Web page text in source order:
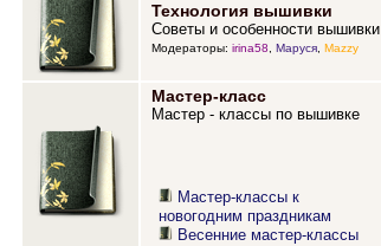
Технология вышивки
Советы и особенности вышивки
Модераторы: irina58, Маруся, Mazzy
Мастер-класс
Мастер - классы по вышивке
Мастер-классы к
новогодним праздникам
Весенние мастер-классы